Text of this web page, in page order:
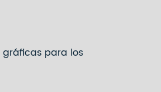
gráficas para los